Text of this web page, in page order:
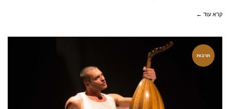
קרא עוד ←
תרבות